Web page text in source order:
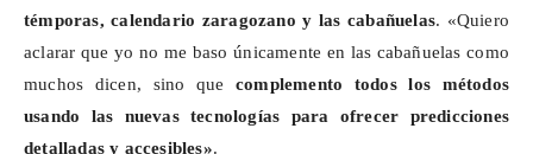
témporas, calendario zaragozano y las cabañuelas. «Quiero
aclarar que yo no me baso únicamente en las cabañuelas como
muchos dicen, sino quecomplemento todos los métodos
usando las nuevas tecnologías para ofrecer predicciones
detalladas y accesibles».